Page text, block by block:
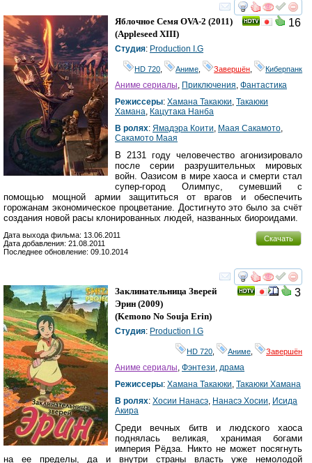
смотреть
16
Яблочное Семя OVA-2 (2011)
(Appleseed XIII)
Студия: Production I.G
HD 720 Аниме Завершён Киберпанк
Аниме сериалы Приключения Фантастика
Режиссеры: Хамана Такаюки Такаюки
Хамана Кацутака Нанба
В ролях: Ямадэра Коити Маая Сакамото
Сакамото Маая
В 2131 году человечество агонизировало
после серии разрушительных мировых
войн. Оазисом в мире хаоса и смерти стал
супер-город Олимпус, сумевший с
помощью мощной армии защититься от врагов и обеспечить
горожанам экономическое процветание. Достигнуто это было за счёт
создания новой расы клонированных людей, названных биороидами.
Скачать
Дата выхода фильма: 13.06.2011
Дата добавления: 21.08.2011
Последнее обновление: 09.10.2014
смотреть
3
Заклинательница Зверей
Эрин (2009)
(Kemono No Souja Erin)
Студия: Production I.G
HD 720 Аниме Завершён
Аниме сериалы Фэнтези драма
Режиссеры: Хамана Такаюки Такаюки Хамана
В ролях: Хосии Нанасэ Нанасэ Хосии Исида
Акира
Среди вечных битв и людского хаоса
поднялась великая, хранимая богами
империя Рёдза. Никто не может посягнуть
на ее пределы, да и внутри страны власть уже немолодой